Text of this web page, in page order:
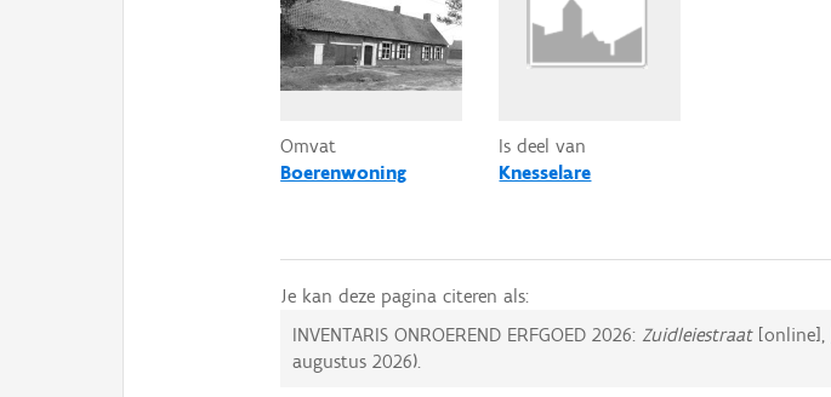
Omvat
Boerenwoning
Is deel van
Knesselare
Je kan deze pagina citeren als:
INVENTARIS ONROEREND ERFGOED 2026:Zuidleiestraat[online],
augustus 2026).